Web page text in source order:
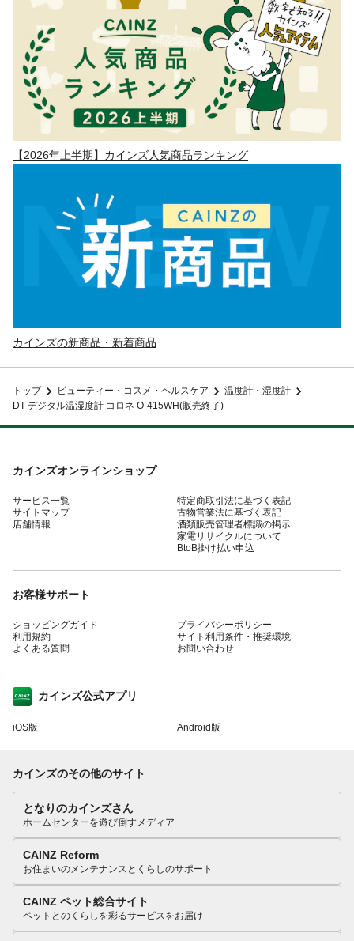
【2026年上半期】カインズ人気商品ランキング
カインズの新商品・新着商品
トップ ビューティー・コスメ・ヘルスケア
温度計・湿度計
DT デジタル温湿度計 コロネ O-415WH(販売終了)
カインズオンラインショップ
サービス一覧
サイトマップ
店舗情報
特定商取引法に基づく表記
古物営業法に基づく表記
酒類販売管理者標識の掲示
家電リサイクルについて
BtoB掛け払い申込
お客様サポート
ショッピングガイド
利用規約
よくある質問
プライバシーポリシー
サイト利用条件・推奨環境
お問い合わせ
カインズ公式アプリ
iOS版 Android版
カインズのその他のサイト
となりのカインズさん
ホームセンターを遊び倒すメディア
CAINZ Reform
お住まいのメンテナンスとくらしのサポート
CAINZ ペット総合サイト
ペットとのくらしを彩るサービスをお届け